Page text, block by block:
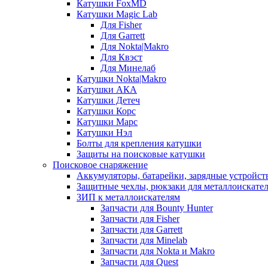
Катушки FoxMD
Катушки Magic Lab
Для Fisher
Для Garrett
Для Nokta|Makro
Для Квэст
Для Минелаб
Катушки Nokta|Makro
Катушки АКА
Катушки Детеч
Катушки Корс
Катушки Марс
Катушки Нэл
Болты для крепления катушки
Защиты на поисковые катушки
Поисковое снаряжение
Аккумуляторы, батарейки, зарядные
Защитные чехлы, рюкзаки для
ЗИП к металлоискателям
Запчасти для Bounty Hunter
Запчасти для Fisher
Запчасти для Garrett
Запчасти для Minelab
Запчасти для Nokta и Makro
Запчасти для Quest